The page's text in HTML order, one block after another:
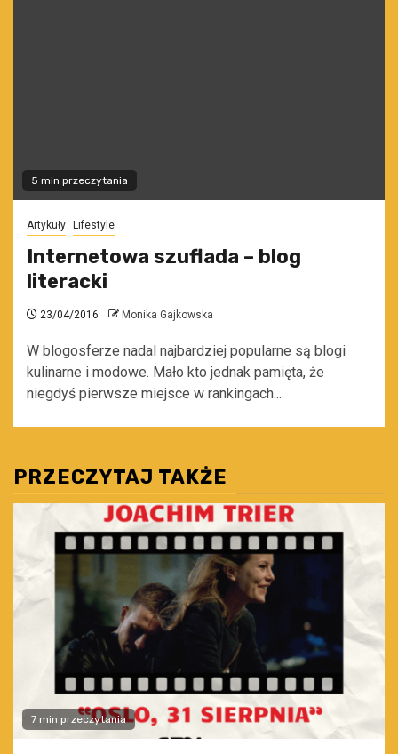
5 min przeczytania
Artykuły Lifestyle
Internetowa szuflada – blog
literacki
23/04/2016 Monika Gajkowska
W blogosferze nadal najbardziej popularne są blogi
kulinarne i modowe. Mało kto jednak pamięta, że
niegdyś pierwsze miejsce w rankingach...
PRZECZYTAJ TAKŻE
7 min przeczytania